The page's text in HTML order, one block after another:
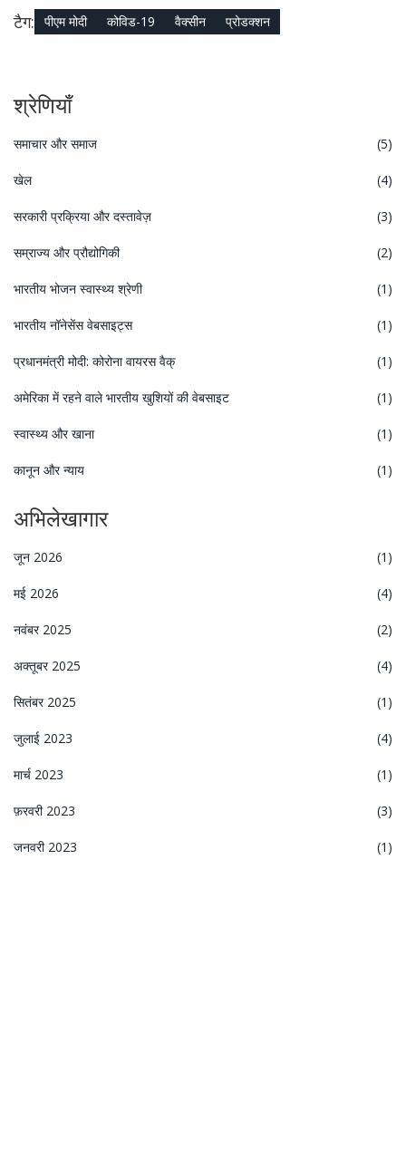
टैग: पीएम मोदी कोविड-19 वैक्सीन प्रोडक्शन
श्रेणियाँ
समाचार और समाज (5)
खेल (4)
सरकारी प्रक्रिया और दस्तावेज़ (3)
सम्राज्य और प्रौद्योगिकी (2)
भारतीय भोजन स्वास्थ्य श्रेणी (1)
भारतीय नॉनेसेंस वेबसाइट्स (1)
प्रधानमंत्री मोदी: कोरोना वायरस वैक् (1)
अमेरिका में रहने वाले भारतीय खुशियों की वेबसाइट (1)
स्वास्थ्य और खाना (1)
कानून और न्याय (1)
अभिलेखागार
जून 2026 (1)
मई 2026 (4)
नवंबर 2025 (2)
अक्तूबर 2025 (4)
सितंबर 2025 (1)
जुलाई 2023 (4)
मार्च 2023 (1)
फ़रवरी 2023 (3)
जनवरी 2023 (1)